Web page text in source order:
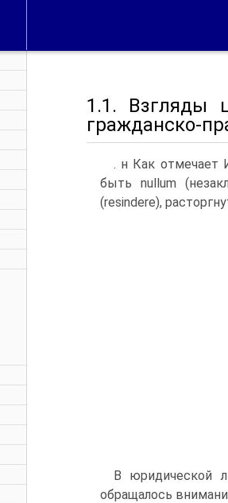
1.1. Взгляды
гражданско-
. н Как отмечает
быть nullum
(resindere),
В юридической
обращалось